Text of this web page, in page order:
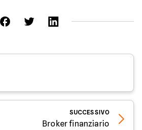
SUCCESSIVO
Broker finanziario